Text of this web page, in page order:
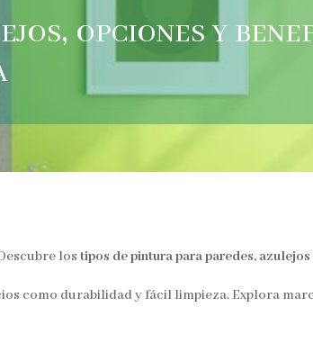
opciones y
lostipos de pintura para paredes,
como durabilidad y fácil limpieza. Explora